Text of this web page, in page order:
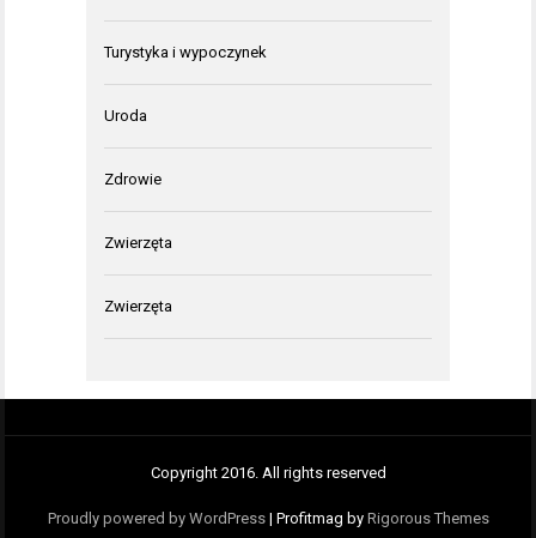
Turystyka i wypoczynek
Uroda
Zdrowie
Zwierzęta
Zwierzęta
Copyright 2016. All rights reserved
Proudly powered by WordPress | Profitmag by Rigorous Themes